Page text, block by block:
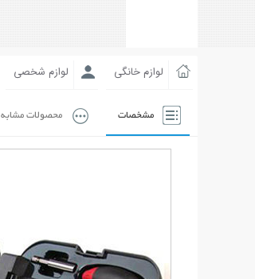
لوازم خانگی لوازم شخصی
مشخصات محصولات مشابه